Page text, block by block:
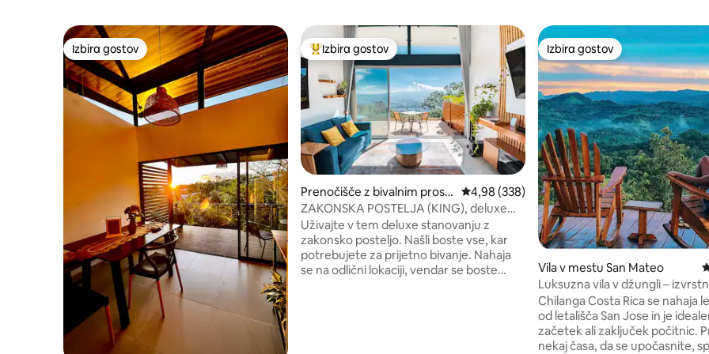
Izbira gostov
Izbira gostov Najbolj priljubljena prenočišča z značko »Izbira gostov«
Izbira gostov
Prenočišče z bivalnim prost
orom v mestu Escazu
Povprečna ocena: 4,98 od 5, št. mnenj: 338
4,98 (338)
ZAKONSKA POSTELJA (KING), deluxe
prenočišče, @ HillView, zelene površine,
klimatska naprava
Uživajte v tem deluxe stanovanju z
zakonsko posteljo. Našli boste vse, kar
potrebujete za prijetno bivanje. Nahaja
se na odlični lokaciji, vendar se boste
Izbira gostov
Izbira gostov
Vila v mestu San Mateo
Luksuzna vila v džungli –
zasebna, mirna
Chilanga Costa Rica se nahaja
od letališča San Jose in je
začetek ali zaključek počitnic.
nekaj časa, da se upočasnite,